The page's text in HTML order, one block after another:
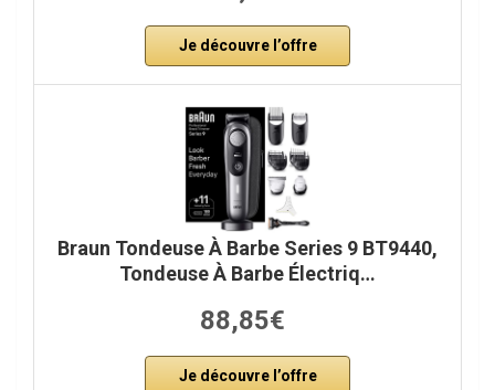
Je découvre l’offre
Braun Tondeuse À Barbe Series 9 BT9440,
Tondeuse À Barbe Électriq…
88,85€
Je découvre l’offre